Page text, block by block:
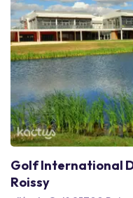
Golf International
Roissy